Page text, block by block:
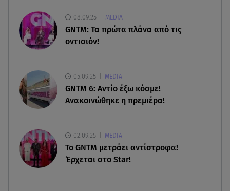
Χανιά: Φίδι δάγκωσε 13χρονο σε παραλία
07.08.26 , 22:05
08.09.25 MEDIA
GNTM: Τα πρώτα πλάνα από τις
οντισιόν!
05.09.25 MEDIA
GNTM 6: Αντίο έξω κόσμε!
Ανακοινώθηκε η πρεμιέρα!
02.09.25 MEDIA
Το GNTM μετράει αντίστροφα!
Έρχεται στο Star!